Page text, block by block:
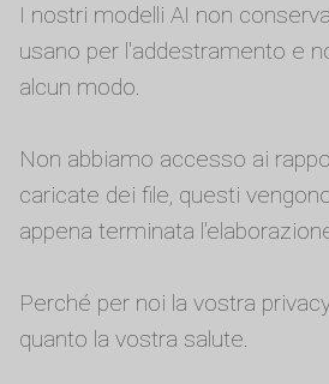
I nostri modelli AI non
usano per l'addestramento e
alcun modo.
Non abbiamo accesso ai
caricate dei file, questi
appena terminata
Perché per noi la vostra
quanto la vostra salute.